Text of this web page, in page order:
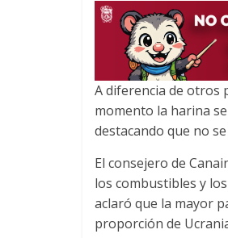
A diferencia de otros
momento la harina
destacando que no
El consejero de
los combustibles y
aclaró que la mayor
proporción de